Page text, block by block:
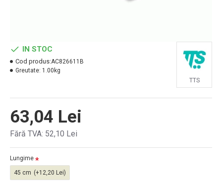
63,04 Lei
Fără TVA: 52,10 Lei
IN STOC
Cod produs:AC826611B
Greutate: 1.00kg
TTS
Lungime
45 cm (+12,20 Lei)